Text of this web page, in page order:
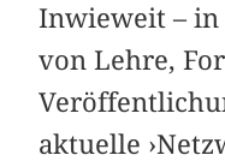
Inwieweit –
von ­L­ehre,
aktuelle